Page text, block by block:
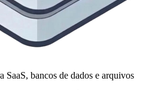
SaaS, bancos de dados e arquivos